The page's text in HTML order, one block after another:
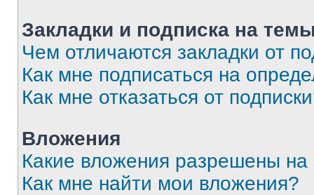
Закладки и подписка на
Чем отличаются закладки от
Как мне подписаться на
Как мне отказаться от
Вложения
Какие вложения разрешены
Как мне найти мои вложения?